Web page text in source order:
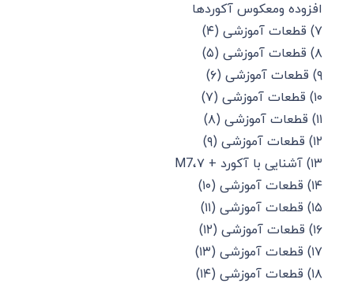
افزوده ومعکوس آکوردها
۷) قطعات آموزشی (۴)
۸) قطعات آموزشی (۵)
۹) قطعات آموزشی (۶)
۱۰) قطعات آموزشی (۷)
۱۱) قطعات آموزشی (۸)
۱۲) قطعات آموزشی (۹)
۱۳) آشنایی با آکورد + ۷،M7
۱۴) قطعات آموزشی (۱۰)
۱۵) قطعات آموزشی (۱۱)
۱۶) قطعات آموزشی (۱۲)
۱۷) قطعات آموزشی (۱۳)
۱۸) قطعات آموزشی (۱۴)